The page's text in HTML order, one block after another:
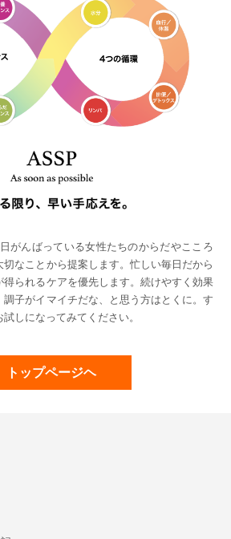
がんばっている女性たちのからだやこころ
なことから提案します。忙しい毎日だから
得られるケアを優先します。続けやすく効果
調子がイマイチだな、と思う方はとくに。す
しになってみてください。
トップページヘ